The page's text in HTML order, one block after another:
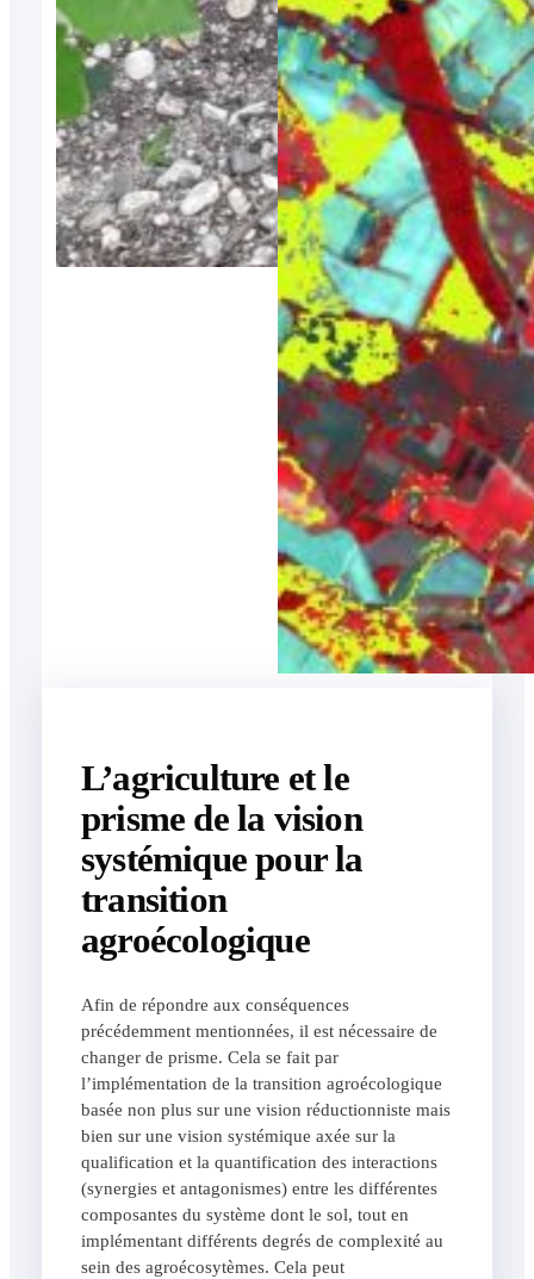
L’agriculture et le
prisme de la vision
systémique pour la
transition
agroécologique
Afin de répondre aux conséquences
précédemment mentionnées, il est nécessaire de
changer de prisme. Cela se fait par
l’implémentation de la transition agroécologique
basée non plus sur une vision réductionniste mais
bien sur une vision systémique axée sur la
qualification et la quantification des interactions
(synergies et antagonismes) entre les différentes
composantes du système dont le sol, tout en
implémentant différents degrés de complexité au
sein des agroécosytèmes. Cela peut